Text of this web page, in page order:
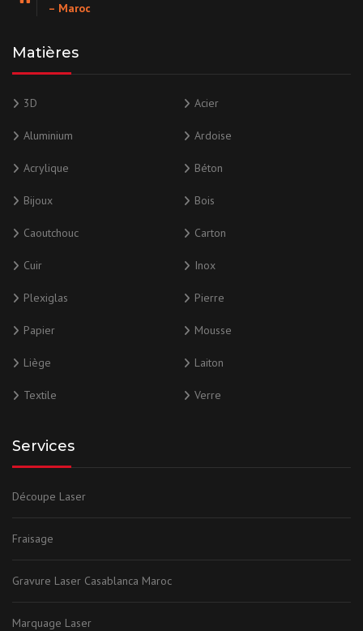
– Maroc
Matières
3D Acier
Aluminium Ardoise
Acrylique Béton
Bijoux Bois
Caoutchouc Carton
Cuir Inox
Plexiglas Pierre
Papier Mousse
Liège Laiton
Textile Verre
Services
Découpe Laser
Fraisage
Gravure Laser Casablanca Maroc
Marquage Laser